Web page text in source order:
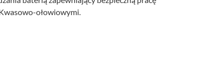
ołowiowymi.